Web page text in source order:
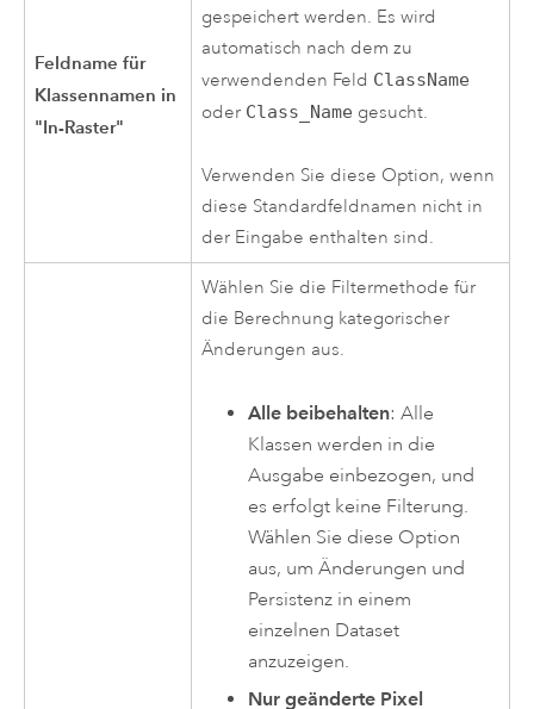
Feldname für
Klassennamen in
"In-Raster"
gespeichert werden. Es wird
automatisch nach dem zu
verwendenden Feld ClassName
oder Class_Name gesucht.
Verwenden Sie diese Option, wenn
diese Standardfeldnamen nicht in
der Eingabe enthalten sind.
Wählen Sie die Filtermethode für
die Berechnung kategorischer
Änderungen aus.
Alle beibehalten: Alle
Klassen werden in die
Ausgabe einbezogen, und
es erfolgt keine Filterung.
Wählen Sie diese Option
aus, um Änderungen und
Persistenz in einem
einzelnen Dataset
anzuzeigen.
Nur geänderte Pixel